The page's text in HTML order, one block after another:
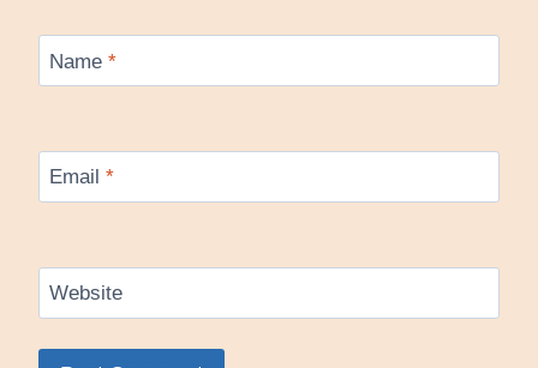
Name *
Email *
Website